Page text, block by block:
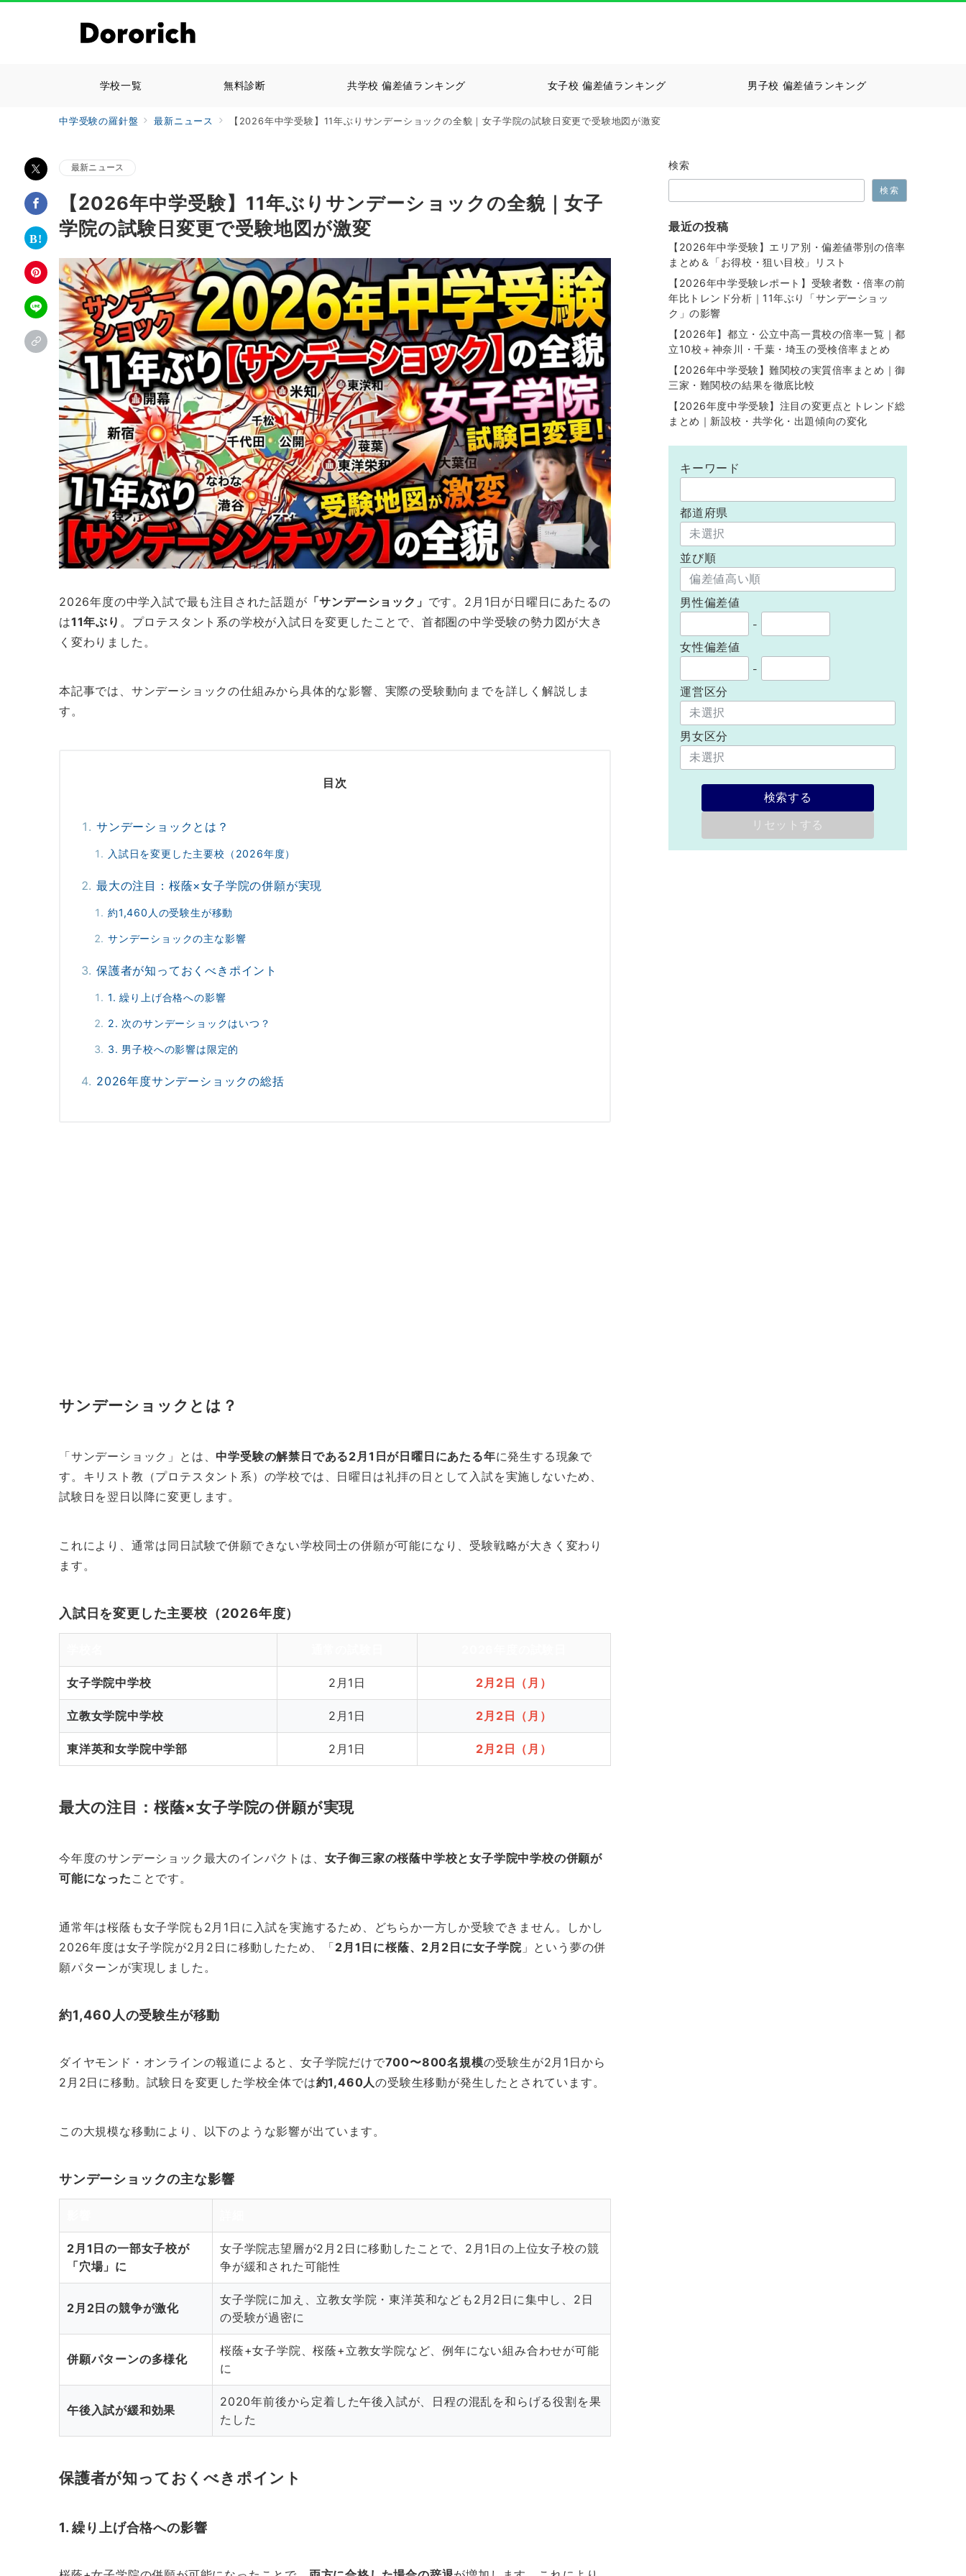
学校一覧 無料診断 共学校 偏差値ランキング 女子校 偏差値ランキング 男子校 偏差値ランキング
中学受験の羅針盤 最新ニュース 【2026年中学受験】11年ぶりサンデーショックの全貌｜女子学院の試験日変更で受験地図が激変
最新ニュース
【2026年中学受験】11年ぶりサンデーショックの全貌｜女子
学院の試験日変更で受験地図が激変
2026年度の中学入試で最も注目された話題が 「サンデーショック」 です。2月1日が日曜日にあたるの
は11年ぶり 。プロテスタント系の学校が入試日を変更したことで、首都圏の中学受験の勢力図が大き
く変わりました。
本記事では、サンデーショックの仕組みから具体的な影響、実際の受験動向までを詳しく解説しま
す。
目次
サンデーショックとは？
入試日を変更した主要校（2026年度）
最大の注目：桜蔭×女子学院の併願が実現
約1,460人の受験生が移動
サンデーショックの主な影響
保護者が知っておくべきポイント
1. 繰り上げ合格への影響
2. 次のサンデーショックはいつ？
3. 男子校への影響は限定的
2026年度サンデーショックの総括
サンデーショックとは？
「サンデーショック」とは、 中学受験の解禁日である2月1日が日曜日にあたる年に発生する現象で
す。キリスト教（プロテスタント系）の学校では、日曜日は礼拝の日として入試を実施しないため、
試験日を翌日以降に変更します。
これにより、通常は同日試験で併願できない学校同士の併願が可能になり、受験戦略が大きく変わり
ます。
入試日を変更した主要校（2026年度）
女子学院中学校 2月1日 2月2日（月）
立教女学院中学校 2月1日 2月2日（月）
東洋英和女学院中学部 2月1日 2月2日（月）
最大の注目：桜蔭×女子学院の併願が実現
今年度のサンデーショック最大のインパクトは、 女子御三家の桜蔭中学校と女子学院中学校の併願が
可能になった ことです。
通常年は桜蔭も女子学院も2月1日に入試を実施するため、どちらか一方しか受験できません。しかし
2026年度は女子学院が2月2日に移動したため、「2月1日に桜蔭、2月2日に女子学院」という夢の併
願パターンが実現しました。
約1,460人の受験生が移動
ダイヤモンド・オンラインの報道によると、女子学院だけで700〜800名規模の受験生が2月1日から
2月2日に移動。試験日を変更した学校全体では約1,460人の受験生移動が発生したとされています。
この大規模な移動により、以下のような影響が出ています。
サンデーショックの主な影響
2月1日の一部女子校が
「穴場」に
女子学院志望層が2月2日に移動したことで、2月1日の上位女子校の競
争が緩和された可能性
2月2日の競争が激化
女子学院に加え、立教女学院・東洋英和なども2月2日に集中し、2日
の受験が過密に
併願パターンの多様化
桜蔭+女子学院、桜蔭+立教女学院など、例年にない組み合わせが可能
に
午後入試が緩和効果
2020年前後から定着した午後入試が、日程の混乱を和らげる役割を果
たした
保護者が知っておくべきポイント
1. 繰り上げ合格への影響
検索
検索
最近の投稿
【2026年中学受験】エリア別・偏差値帯別の倍率
まとめ＆「お得校・狙い目校」リスト
【2026年中学受験レポート】受験者数・倍率の前
年比トレンド分析｜11年ぶり「サンデーショッ
ク」の影響
【2026年】都立・公立中高一貫校の倍率一覧｜都
立10校＋神奈川・千葉・埼玉の受検倍率まとめ
【2026年中学受験】難関校の実質倍率まとめ｜御
三家・難関校の結果を徹底比較
【2026年度中学受験】注目の変更点とトレンド総
まとめ｜新設校・共学化・出題傾向の変化
キーワード
都道府県
並び順
男性偏差値
-
女性偏差値
-
運営区分
男女区分
検索する
リセットする